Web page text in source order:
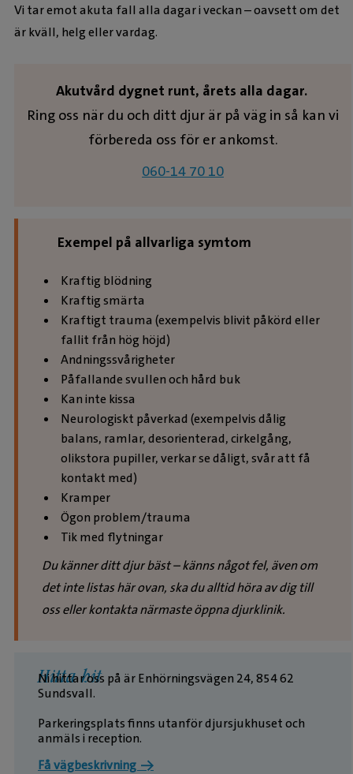
Vi tar emot akuta fall alla dagar i veckan – oavsett om det
är kväll, helg eller vardag.
Akutvård dygnet runt, årets alla dagar.
Ring oss när du och ditt djur är på väg in så kan vi
förbereda oss för er ankomst.
060-14 70 10
Exempel på allvarliga symtom
Kraftig blödning
Kraftig smärta
Kraftigt trauma (exempelvis blivit påkörd eller
fallit från hög höjd)
Andningssvårigheter
Påfallande svullen och hård buk
Kan inte kissa
Neurologiskt påverkad (exempelvis dålig
balans, ramlar, desorienterad, cirkelgång,
olikstora pupiller, verkar se dåligt, svår att få
kontakt med)
Kramper
Ögon problem/trauma
Tik med flytningar
Du känner ditt djur bäst – känns något fel, även om
det inte listas här ovan, ska du alltid höra av dig till
oss eller kontakta närmaste öppna djurklinik.
Hitta hit
Ni hittar oss på är Enhörningsvägen 24, 854 62
Sundsvall.
Parkeringsplats finns utanför djursjukhuset och
anmäls i reception.
Få vägbeskrivning →